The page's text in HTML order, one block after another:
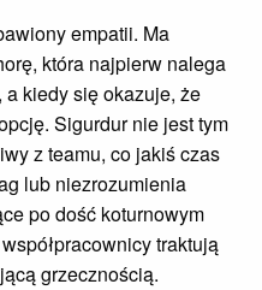
empatii. Ma
która najpierw nalega
kiedy się okazuje, że
Sigurdur nie jest tym
z teamu, co jakiś czas
lub niezrozumienia
po dość koturnowym
traktują
grzecznością.